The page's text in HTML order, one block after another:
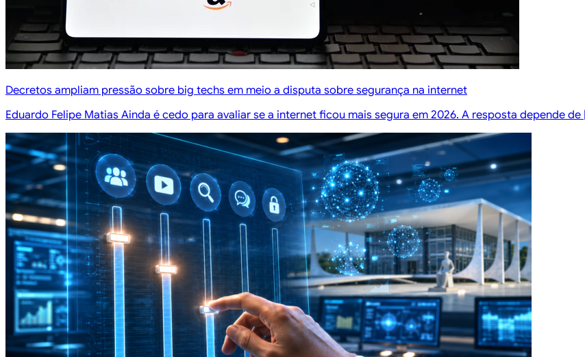
Decretos ampliam pressão sobre big techs em meio a disputa sobre segurança na internet
Eduardo Felipe Matias Ainda é cedo para avaliar se a internet ficou mais segura em 2026. A resposta depende de